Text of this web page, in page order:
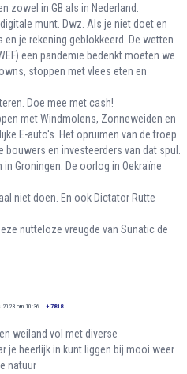
zowel in GB als in Nederland.
munt. Dwz. Als je niet doet en
je rekening geblokkeerd. De wetten
een pandemie bedenkt moeten we
stoppen met vlees eten en
Doe mee met cash!
met Windmolens, Zonneweiden en
E-auto's. Het opruimen van de troep
en investeerders van dat spul.
Groningen. De oorlog in Oekraïne
niet doen. En ook Dictator Rutte
nutteloze vreugde van Sunatic de
2023 om 10:36 + 7818
weiland vol met diverse
je heerlijk in kunt liggen bij mooi weer
natuur